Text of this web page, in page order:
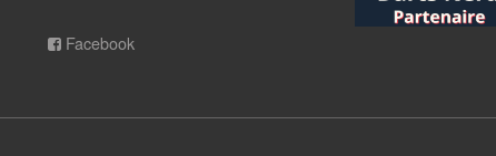
Facebook